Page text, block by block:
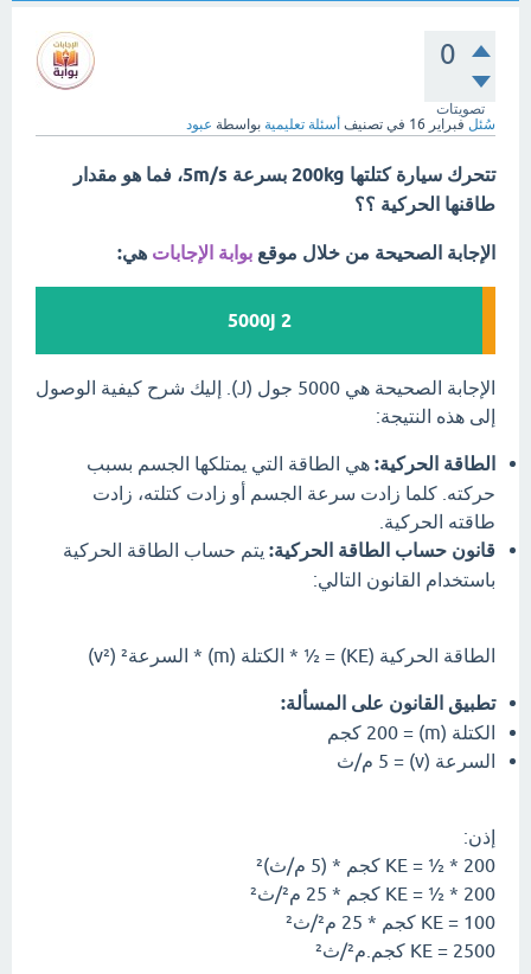
0
تصويتات
سُئل فبراير 16 في تصنيف أسئلة تعليمية بواسطة عبود
تتحرك سيارة كتلتها 200kg بسرعة 5m/s، فما هو مقدار
طاقنها الحركية ؟؟
الإجابة الصحيحة من خلال موقع بوابة الإجابات هي:
5000j 2
الإجابة الصحيحة هي 5000 جول (J). إليك شرح كيفية الوصول
إلى هذه النتيجة:
الطاقة الحركية: هي الطاقة التي يمتلكها الجسم بسبب
حركته. كلما زادت سرعة الجسم أو زادت كتلته، زادت
طاقته الحركية.
قانون حساب الطاقة الحركية: يتم حساب الطاقة الحركية
باستخدام القانون التالي:
الطاقة الحركية (KE) = ½ * الكتلة (m) * السرعة² (v²)
تطبيق القانون على المسألة:
الكتلة (m) = 200 كجم
السرعة (v) = 5 م/ث
إذن:
KE = ½ * 200 كجم * (5 م/ث)²
KE = ½ * 200 كجم * 25 م²/ث²
KE = 100 كجم * 25 م²/ث²
KE = 2500 كجم.م²/ث²